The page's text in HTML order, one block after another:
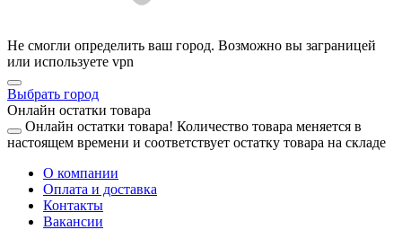
Не смогли определить ваш город. Возможно вы заграницей
или используете vpn
Выбрать город
Онлайн остатки товара
Онлайн остатки товара! Количество товара меняется в
настоящем времени и соответствует остатку товара на складе
О компании
Оплата и доставка
Контакты
Вакансии